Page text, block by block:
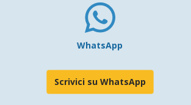
WhatsApp
Scrivici su WhatsApp